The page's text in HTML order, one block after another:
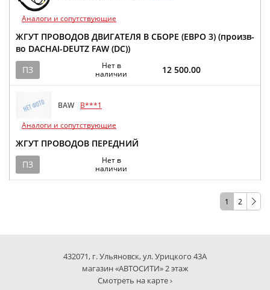
Аналоги и сопутствующие
ЖГУТ ПРОВОДОВ ДВИГАТЕЛЯ В СБОРЕ (ЕВРО 3) (произв-
во DACHAI-DEUTZ FAW (DC))
ПЗ
Нет в
наличии
12 500.00
BAW
B***1
Аналоги и сопутствующие
ЖГУТ ПРОВОДОВ ПЕРЕДНИЙ
ПЗ
Нет в
наличии
1 2
432071, г. Ульяновск, ул. Урицкого 43А
магазин «АВТОСИТИ» 2 этаж
Смотреть на карте ›